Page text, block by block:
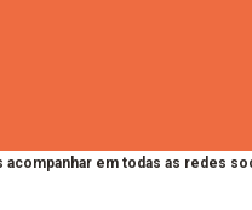
acompanhar em todas as redes